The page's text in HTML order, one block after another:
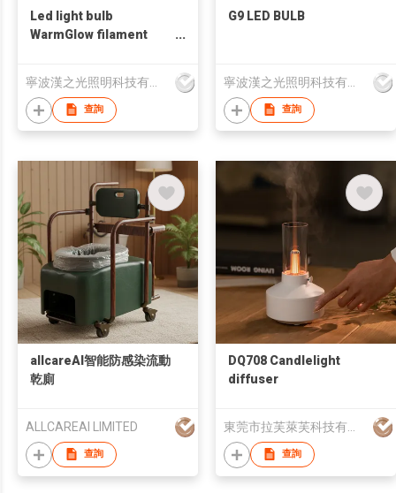
Led light bulb
WarmGlow filament
查詢
G9 LED BULB
查詢
allcareAl智能防感染流動
乾廁
ALLCAREAI LIMITED
查詢
DQ708 Candlelight
diffuser
查詢